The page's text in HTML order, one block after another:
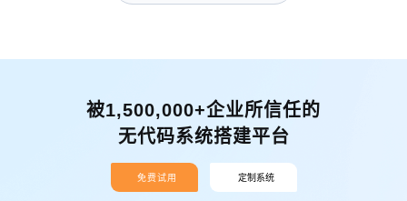
被1,500,000+企业所信任的
无代码系统搭建平台
免费试用 定制系统